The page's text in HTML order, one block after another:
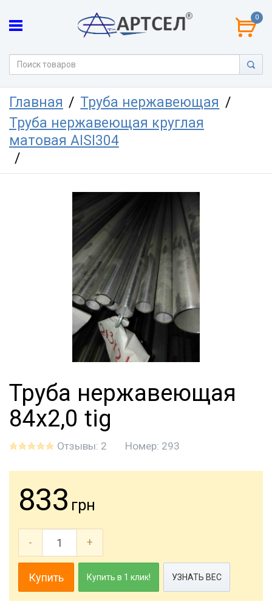
0
Главная
Труба нержавеющая
Труба нержавеющая круглая
матовая AISI304
Труба нержавеющая
84х2,0 tig
Отзывы: 2 Номер: 293
833 грн
- +
Купить Купить в 1 клик! УЗНАТЬ ВЕС